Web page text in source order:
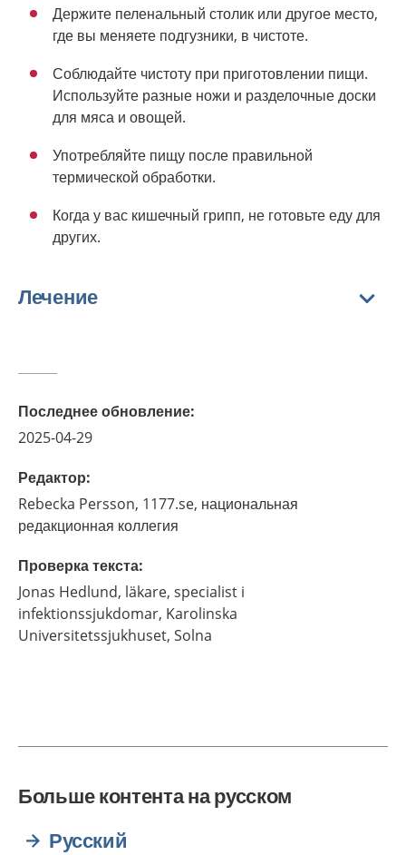
Держите пеленальный столик или другое место,
где вы меняете подгузники, в чистоте.
Соблюдайте чистоту при приготовлении пищи.
Используйте разные ножи и разделочные доски
для мяса и овощей.
Употребляйте пищу после правильной
термической обработки.
Когда у вас кишечный грипп, не готовьте еду для
других.
Лечение
Последнее обновление:
2025-04-29
Редактор:
Rebecka Persson, 1177.se, национальная
редакционная коллегия
Проверка текста:
Jonas Hedlund, läkare, specialist i
infektionssjukdomar, Karolinska
Universitetssjukhuset, Solna
Больше контента на русском
Русский